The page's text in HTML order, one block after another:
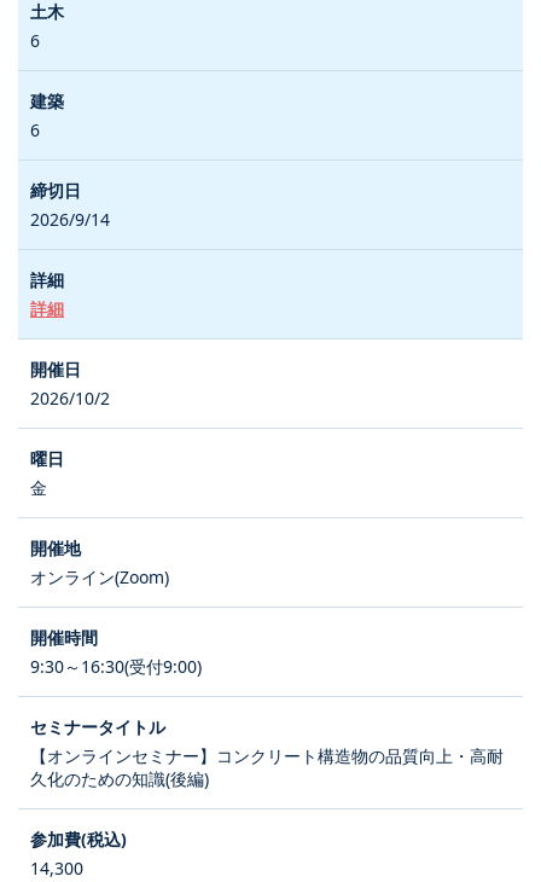
6
6
2026/9/14
詳細
2026/10/2
金
オンライン(Zoom)
9:30～16:30(受付9:00)
【オンラインセミナー】コンクリート構造物の品質向上・高耐
久化のための知識(後編)
14,300